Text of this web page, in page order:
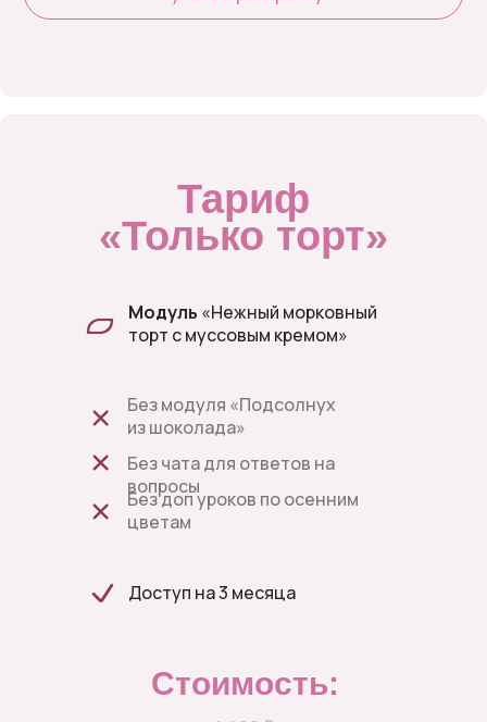
Тариф
«Только торт»
Модуль «Нежный морковный
торт с муссовым кремом»
Доступ на 3 месяца
Стоимость:
Без модуля «Подсолнух
из шоколада»
Без чата для ответов на
вопросы
Без доп уроков по осенним
цветам